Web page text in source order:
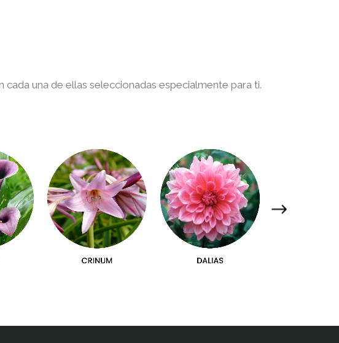
una de ellas seleccionadas especialmente para ti.